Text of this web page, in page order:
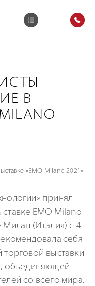
В
«EMO Milano 2021»
принял
EMO Milano
(Италия) с 4
себя
выставки
объединяющей
со всего мира.